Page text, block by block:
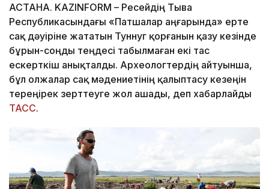
АСТАНА. KAZINFORM – Ресейдің Тыва
Республикасындағы «Патшалар аңғарында» ерте
сақ дәуіріне жататын Туннуг қорғанын қазу кезінде
бұрын-соңды теңдесі табылмаған екі тас
ескерткіш анықталды. Археологтердің айтуынша,
бұл олжалар сақ мәдениетінің қалыптасу кезеңін
тереңірек зерттеуге жол ашады, деп хабарлайды
ТАСС.